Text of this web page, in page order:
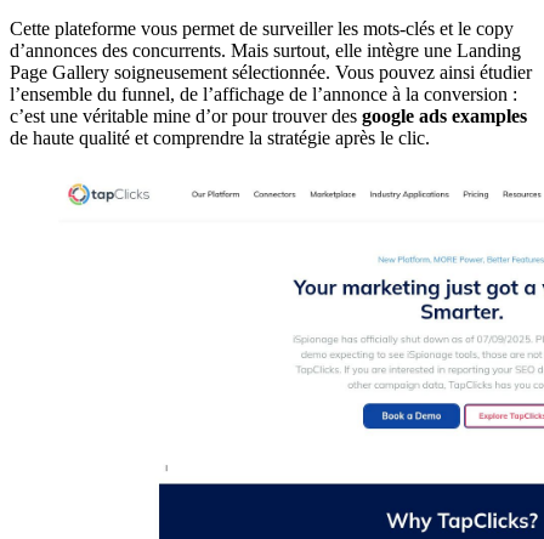
Cette plateforme vous permet de surveiller les mots-clés et le copy
d’annonces des concurrents. Mais surtout, elle intègre une Landing
Page Gallery soigneusement sélectionnée. Vous pouvez ainsi étudier
l’ensemble du funnel, de l’affichage de l’annonce à la conversion :
c’est une véritable mine d’or pour trouver des google ads examples
de haute qualité et comprendre la stratégie après le clic.